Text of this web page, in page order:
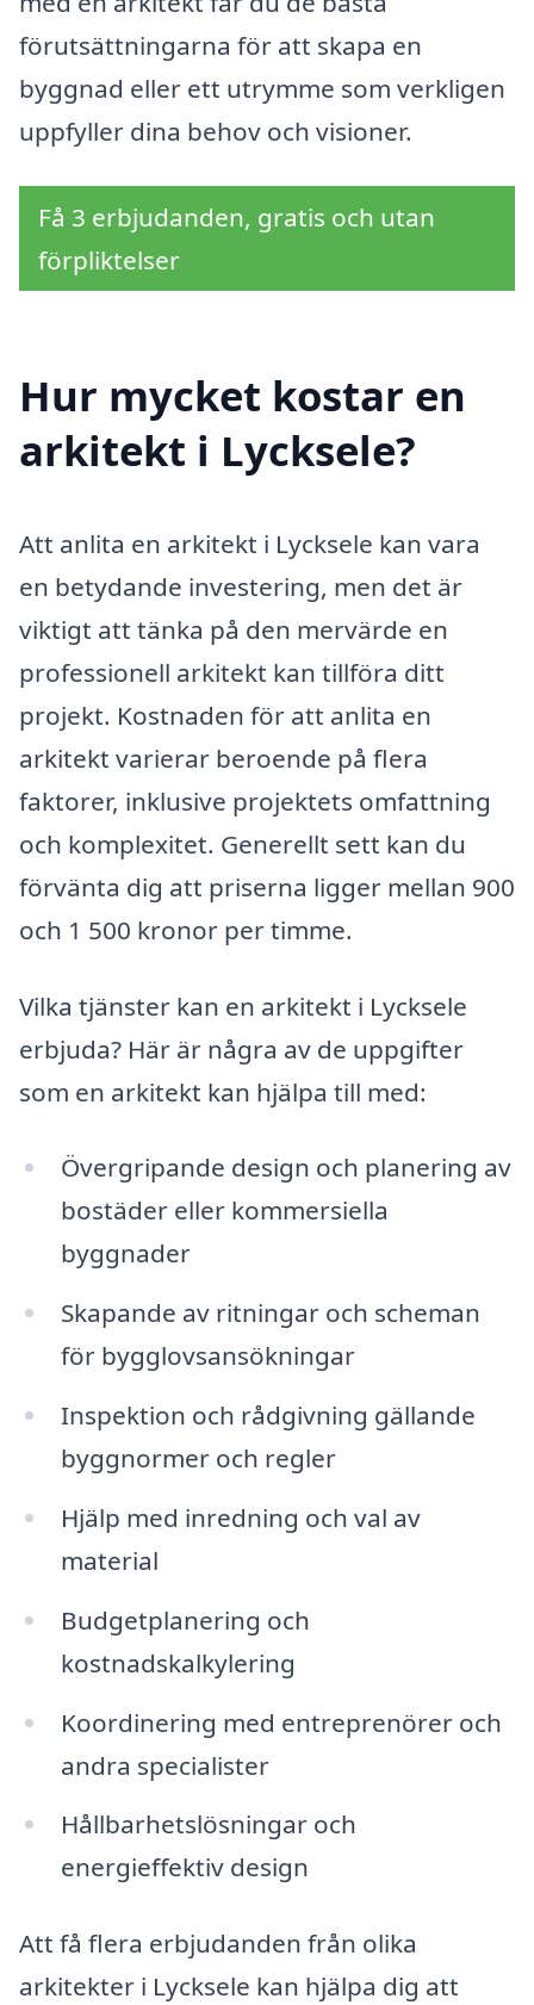
förutsättningarna för att skapa en
byggnad eller ett utrymme som verkligen
uppfyller dina behov och visioner.
Få 3 erbjudanden, gratis och utan
förpliktelser
Hur mycket kostar en
arkitekt i Lycksele?
Att anlita en arkitekt i Lycksele kan vara
en betydande investering, men det är
viktigt att tänka på den mervärde en
professionell arkitekt kan tillföra ditt
projekt. Kostnaden för att anlita en
arkitekt varierar beroende på flera
faktorer, inklusive projektets omfattning
och komplexitet. Generellt sett kan du
förvänta dig att priserna ligger mellan 900
och 1 500 kronor per timme.
Vilka tjänster kan en arkitekt i Lycksele
erbjuda? Här är några av de uppgifter
som en arkitekt kan hjälpa till med:
Övergripande design och planering av
bostäder eller kommersiella
byggnader
Skapande av ritningar och scheman
för bygglovsansökningar
Inspektion och rådgivning gällande
byggnormer och regler
Hjälp med inredning och val av
material
Budgetplanering och
kostnadskalkylering
Koordinering med entreprenörer och
andra specialister
Hållbarhetslösningar och
energieffektiv design
Att få flera erbjudanden från olika
arkitekter i Lycksele kan hjälpa dig att